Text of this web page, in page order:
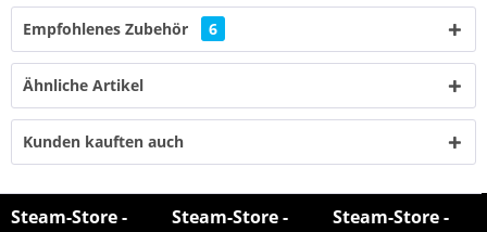
Empfohlenes Zubehör 6
Ähnliche Artikel
Kunden kauften auch
Steam-Store -
Steam-Store -
Steam-Store -